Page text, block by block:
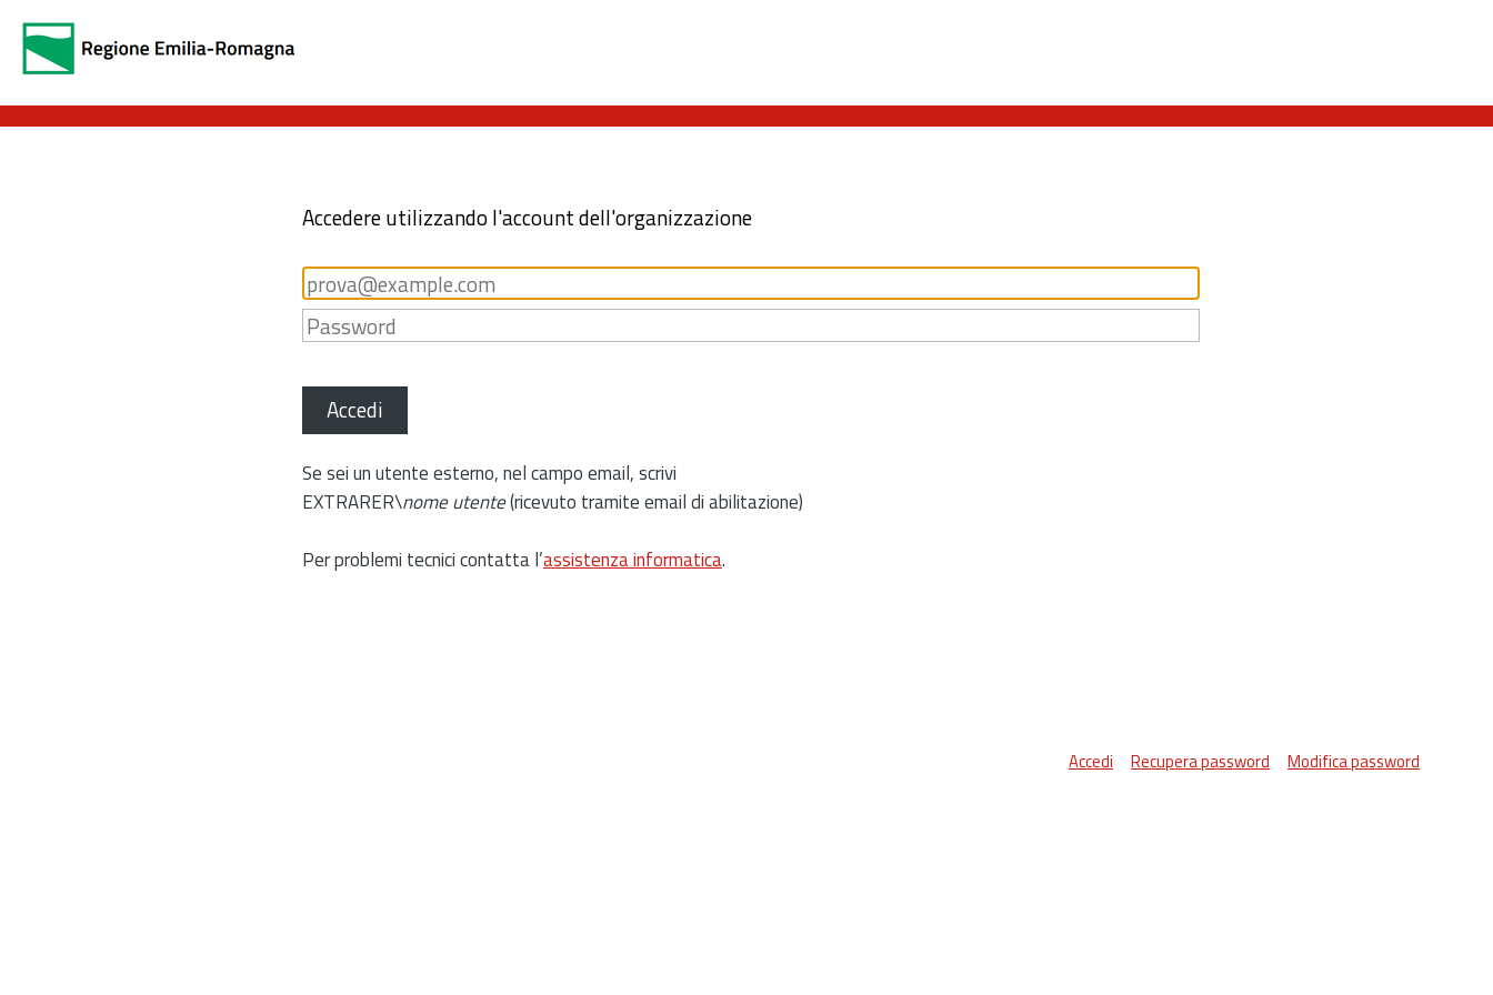
Accedere utilizzando l'account dell'organizzazione
Accedi
Se sei un utente esterno, nel campo email, scrivi
EXTRARER\nome utente(ricevuto tramite email di abilitazione)
Per problemi tecnici contatta l’assistenza informatica.
Accedi Recupera password Modifica password